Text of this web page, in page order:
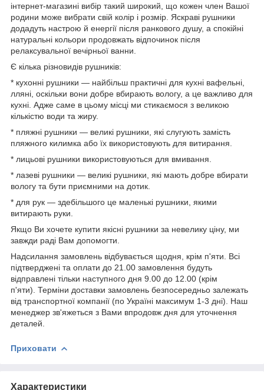
інтернет-магазині вибір такий широкий, що кожен член Вашої
родини може вибрати свій колір і розмір. Яскраві рушники
додадуть настрою й енергії після ранкового душу, а спокійні
натуральні кольори продовжать відпочинок після
релаксувальної вечірньої ванни.
Є кілька різновидів рушників:
* кухонні рушники — найбільш практичні для кухні вафельні,
лляні, оскільки вони добре вбирають вологу, а це важливо для
кухні. Адже саме в цьому місці ми стикаємося з великою
кількістю води та жиру.
* пляжні рушники — великі рушники, які слугують замість
пляжного килимка або їх використовують для витирання.
* лицьові рушники використовуються для вмивання.
* лазеві рушники — великі рушники, які мають добре вбирати
вологу та бути приємними на дотик.
* для рук — здебільшого це маленькі рушники, якими
витирають руки.
Якщо Ви хочете купити якісні рушники за невелику ціну, ми
завжди раді Вам допомогти.
Надсилання замовлень відбувається щодня, крім п'яти. Всі
підтверджені та оплати до 21.00 замовлення будуть
відправлені тільки наступного дня 9.00 до 12.00 (крім
п'яти). Терміни доставки замовлень безпосередньо залежать
від транспортної компанії (по Україні максимум 1-3 дні). Наш
менеджер зв'яжеться з Вами впродовж дня для уточнення
деталей.
Приховати
Характеристики